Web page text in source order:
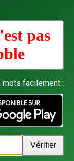
pas
facilement :